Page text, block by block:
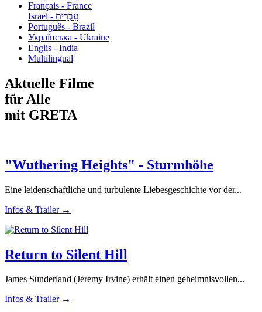
Français - France
עִבְרִית - Israel
Português - Brazil
Українська - Ukraine
Englis - India
Multilingual
Aktuelle Filme
für Alle
mit GRETA
"Wuthering Heights" - Sturmhöhe
Eine leidenschaftliche und turbulente Liebesgeschichte vor der...
Infos & Trailer →
Return to Silent Hill
James Sunderland (Jeremy Irvine) erhält einen geheimnisvollen...
Infos & Trailer →